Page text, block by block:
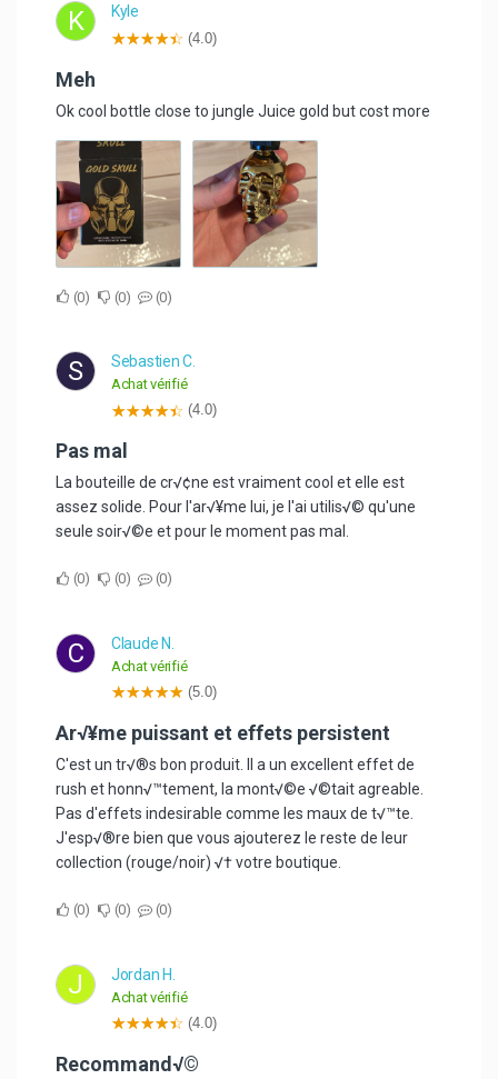
K Kyle
(4.0)
Meh
Ok cool bottle close to jungle Juice gold but cost more
0 0 0
S Sebastien C.
Achat vérifié
(4.0)
Pas mal
La bouteille de cr√¢ne est vraiment cool et elle est
assez solide. Pour l'ar√¥me lui, je l'ai utilis√© qu'une
seule soir√©e et pour le moment pas mal.
0 0 0
C Claude N.
Achat vérifié
(5.0)
Ar√¥me puissant et effets persistent
C'est un tr√®s bon produit. Il a un excellent effet de
rush et honn√™tement, la mont√©e √©tait agreable.
Pas d'effets indesirable comme les maux de t√™te.
J'esp√®re bien que vous ajouterez le reste de leur
collection (rouge/noir) √† votre boutique.
0 0 0
J Jordan H.
Achat vérifié
(4.0)
recommand√©